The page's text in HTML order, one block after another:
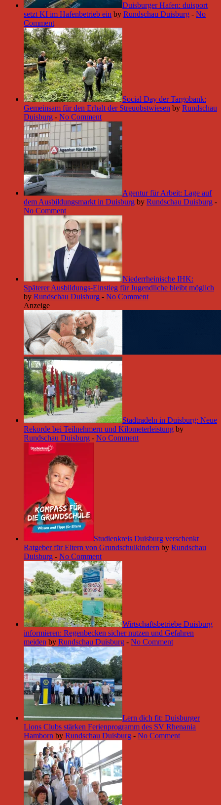
Duisburger Hafen: duisport
setzt KI im Hafenbetrieb ein by Rundschau Duisburg - No
Comment
Social Day der Targobank:
Gemeinsam für den Erhalt der Streuobstwiesen by Rundschau
Duisburg - No Comment
Agentur für Arbeit: Lage auf
dem Ausbildungsmarkt in Duisburg by Rundschau Duisburg -
No Comment
Niederrheinische IHK:
Späterer Ausbildungs-Einstieg für Jugendliche bleibt möglich
by Rundschau Duisburg - No Comment
Anzeige
Stadtradeln in Duisburg: Neue
Rekorde bei Teilnehmern und Kilometerleistung by
Rundschau Duisburg - No Comment
Studienkreis Duisburg verschenkt
Ratgeber für Eltern von Grundschulkindern by Rundschau
Duisburg - No Comment
Wirtschaftsbetriebe Duisburg
informieren: Regenbecken sicher nutzen und Gefahren
meiden by Rundschau Duisburg - No Comment
Lern dich fit: Duisburger
Lions Clubs stärken Ferienprogramm des SV Rhenania
Hamborn by Rundschau Duisburg - No Comment